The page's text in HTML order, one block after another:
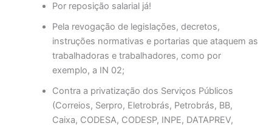
Por reposição salarial já!
Pela revogação de legislações, decretos,
instruções normativas e portarias que ataquem as
trabalhadoras e trabalhadores, como por
exemplo, a IN 02;
Contra a privatização dos Serviços Públicos
(Correios, Serpro, Eletrobrás, Petrobrás, BB,
Caixa, CODESA, CODESP, INPE, DATAPREV,